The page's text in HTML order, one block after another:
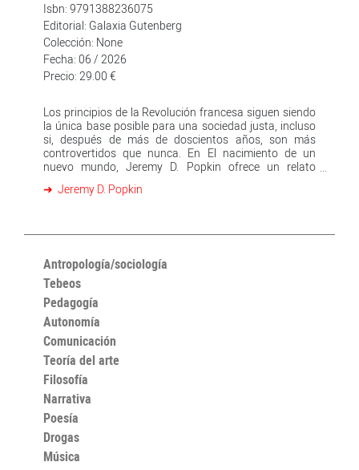
Isbn: 9791388236075
Editorial: Galaxia Gutenberg
Colección: None
Fecha: 06 / 2026
Precio: 29.00 €
Los principios de la Revolución francesa siguen siendo
la única base posible para una sociedad justa, incluso
si, después de más de doscientos años, son más
controvertidos que nunca. En El nacimiento de un
nuevo mundo, Jeremy D. Popkin ofrece un relato
meollo de los debates y la violencia que condujo al
Robespierre y Danton, en toda su brillantez y ánimo de
de Luis XVI; vemos mujeres exigiendo igualdad de
derechos y esclavos negros arrancando su libertad a
revolucionarios que dudaban en actuar según sus
propios principios; y asistimos al surgimiento de
Napoleón de las cenizas del Reino del Terror. Basado en
décadas de estudios, El nacimiento de un mundo
nuevo se erigirá como el libro definitivo sobre la
Revolución francesa y el inicio del mundo en que
vivimos.
Jeremy D. Popkin
Antropología/sociología
Tebeos
Pedagogía
Autonomía
Comunicación
Teoría del arte
Filosofía
Narrativa
Poesía
Drogas
Música